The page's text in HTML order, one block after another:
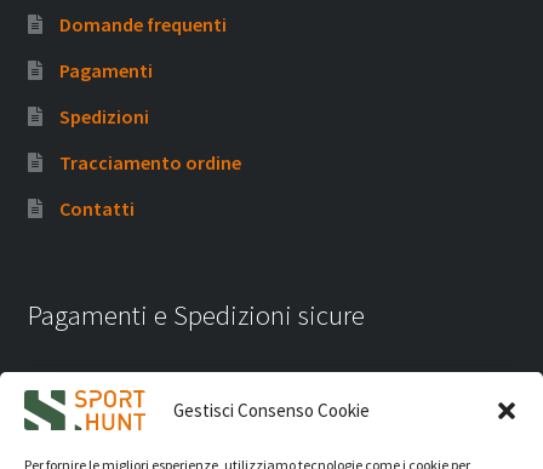
Gestisci Consenso Cookie
Per fornire le migliori esperienze, utilizziamo tecnologie come i cookie per
Domande frequenti
Pagamenti
Spedizioni
Tracciamento ordine
Contatti
Pagamenti e Spedizioni sicure